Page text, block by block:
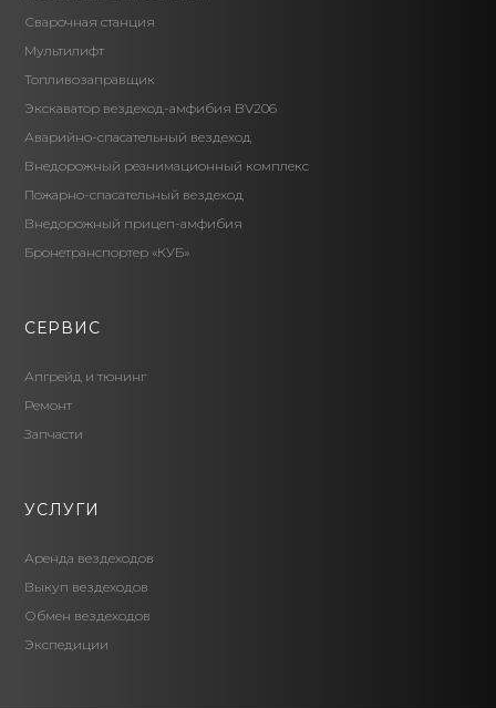
Сварочная станция
Мультилифт
Топливозаправщик
Экскаватор вездеход-амфибия BV206
Аварийно-спасательный вездеход
Внедорожный реанимационный комплекс
Пожарно-спасательный вездеход
Внедорожный прицеп-амфибия
Бронетранспортер «КУБ»
СЕРВИС
Апгрейд и тюнинг
Ремонт
Запчасти
УСЛУГИ
Аренда вездеходов
Выкуп вездеходов
Обмен вездеходов
Экспедиции